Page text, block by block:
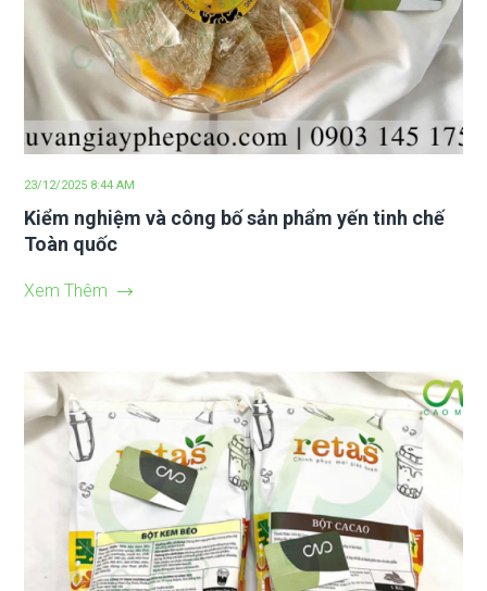
23/12/2025 8:44 AM
Kiểm nghiệm và công bố sản phẩm yến tinh chế
Toàn quốc
Xem Thêm